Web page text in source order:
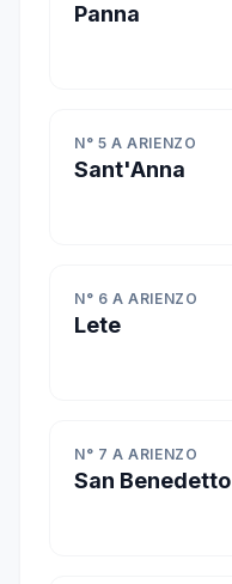
Panna
N° 5 A ARIENZO
Sant'Anna
N° 6 A ARIENZO
Lete
N° 7 A ARIENZO
San Benedetto